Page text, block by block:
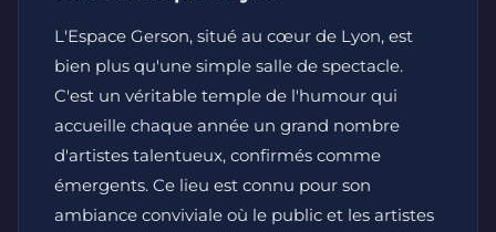
L'Espace Gerson, situé au cœur de Lyon, est
bien plus qu'une simple salle de spectacle.
C'est un véritable temple de l'humour qui
accueille chaque année un grand nombre
d'artistes talentueux, confirmés comme
émergents. Ce lieu est connu pour son
ambiance conviviale où le public et les artistes